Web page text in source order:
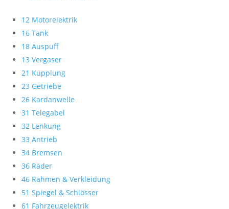
12 Motorelektrik
16 Tank
18 Auspuff
13 Vergaser
21 Kupplung
23 Getriebe
26 Kardanwelle
31 Telegabel
32 Lenkung
33 Antrieb
34 Bremsen
36 Räder
46 Rahmen & Verkleidung
51 Spiegel & Schlösser
61 Fahrzeugelektrik